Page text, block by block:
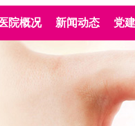
医院概况 新闻动态 党